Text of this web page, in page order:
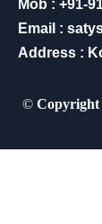
Mob : +91-
Email :
Address :
© Copyright